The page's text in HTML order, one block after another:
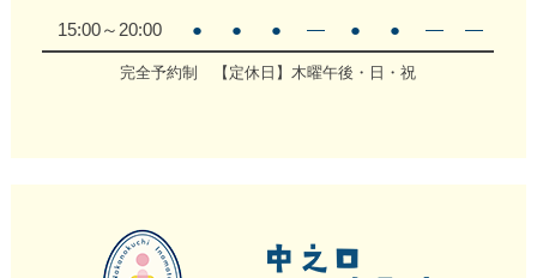
15:00～20:00
● ● ● ― ● ● ― ―
完全予約制 【定休日】木曜午後・日・祝